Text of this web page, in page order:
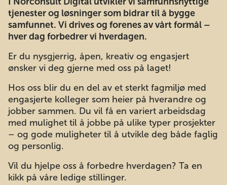
tjenester og løsninger som bidrar til å bygge
samfunnet. Vi drives og forenes av vårt formål –
hver dag forbedrer vi hverdagen.
Er du nysgjerrig, åpen, kreativ og engasjert
ønsker vi deg gjerne med oss på laget!
Hos oss blir du en del av et sterkt fagmiljø med
engasjerte kolleger som heier på hverandre og
jobber sammen. Du vil få en variert arbeidsdag
med mulighet til å jobbe på ulike typer prosjekter
– og gode muligheter til å utvikle deg både faglig
og personlig.
Vil du hjelpe oss å forbedre hverdagen? Ta en
kikk på våre ledige stillinger.